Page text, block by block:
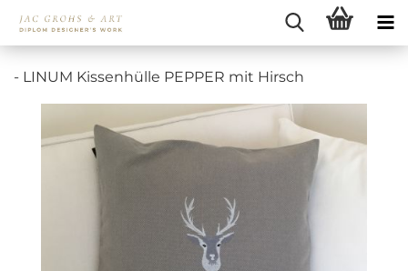
- LINUM Kissenhülle PEPPER mit Hirsch